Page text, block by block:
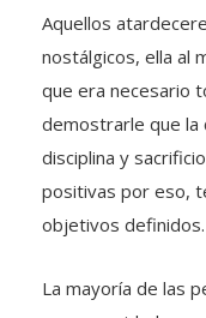
Aquellos
nostálgicos, ella al
que era necesario
demostrarle que la
disciplina y
positivas por eso,
objetivos definidos.
La mayoría de las